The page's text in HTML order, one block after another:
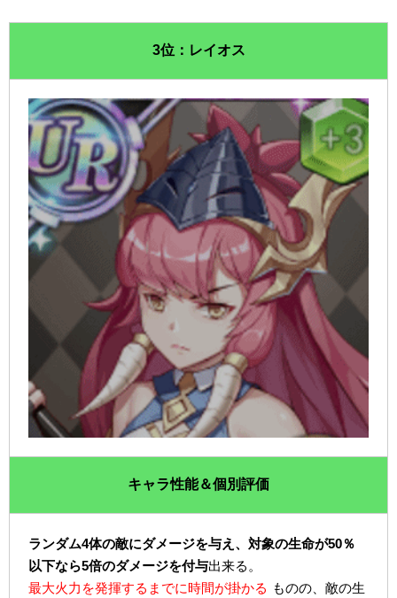
3位：レイオス
キャラ性能＆個別評価
ランダム4体の敵にダメージを与え、対象の生命が50％
以下なら5倍のダメージを付与出来る。
最大火力を発揮するまでに時間が掛かる ものの、敵の生